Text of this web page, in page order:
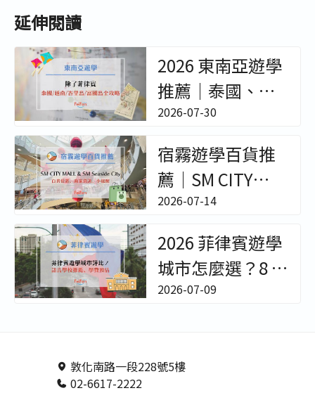
延伸閱讀
2026 東南亞遊學
推薦｜泰國、越
南、峇里島冬夏
令營與成人遊學
全攻略 - 非凡遊學
2026-07-30
宿霧遊學百貨推
薦｜SM CITY
MALL & SM
Seaside City｜百
貨位置/樓層環境/
櫃位餐廳超完整
－非凡遊學
2026-07-14
2026 菲律賓遊學
城市怎麼選？8 大
熱門城市、語言
凡遊學
2026-07-09
02-6617-2222
敦化南路一段228號5樓